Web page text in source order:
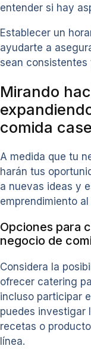
entender si hay
Establecer un
ayudarte a
sean consistentes
Mirando
comida
A medida que tu
harán tus
a nuevas ideas y
emprendimiento
Opciones para
negocio de
Considera la
ofrecer catering
incluso participar
puedes investigar
recetas o
línea.